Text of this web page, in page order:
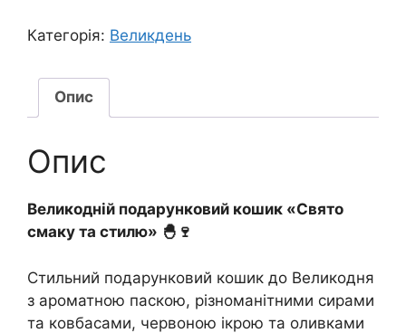
095 грн
Смаків
Категорія: Великдень
Опис
Опис
Великодній подарунковий кошик «Свято
смаку та стилю» 🐣🍷
Стильний подарунковий кошик до Великодня
з ароматною паскою, різноманітними сирами
та ковбасами, червоною ікрою та оливками